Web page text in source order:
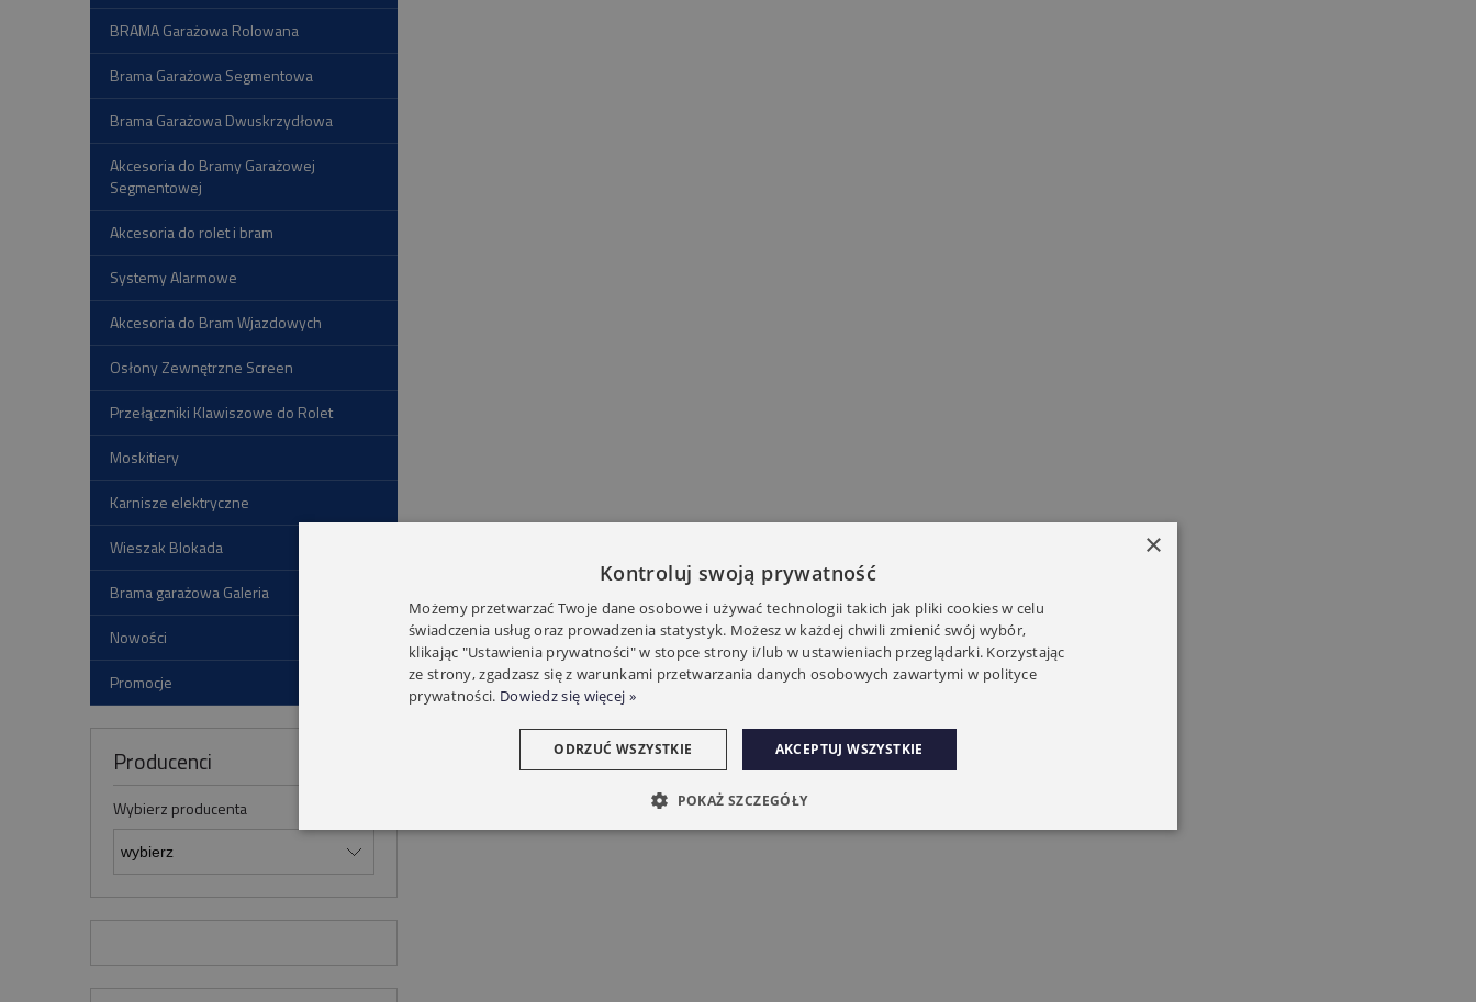
BRAMA Garażowa Rolowana
Brama Garażowa Segmentowa
Brama Garażowa Dwuskrzydłowa
Akcesoria do Bramy Garażowej
Segmentowej
Akcesoria do rolet i bram
Systemy Alarmowe
Akcesoria do Bram Wjazdowych
Osłony Zewnętrzne Screen
Przełączniki Klawiszowe do Rolet
Moskitiery
Karnisze elektryczne
Wieszak Blokada
Brama garażowa Galeria
Nowości
Promocje
Producenci
Wybierz producenta
×
Kontroluj swoją prywatność
Możemy przetwarzać Twoje dane osobowe i używać technologii takich jak pliki cookies w celu
świadczenia usług oraz prowadzenia statystyk. Możesz w każdej chwili zmienić swój wybór,
klikając "Ustawienia prywatności" w stopce strony i/lub w ustawieniach przeglądarki. Korzystając
ze strony, zgadzasz się z warunkami przetwarzania danych osobowych zawartymi w polityce
prywatności. Dowiedz się więcej »
AKCEPTUJ WSZYSTKIE
ODRZUĆ WSZYSTKIE
POKAŻ SZCZEGÓŁY